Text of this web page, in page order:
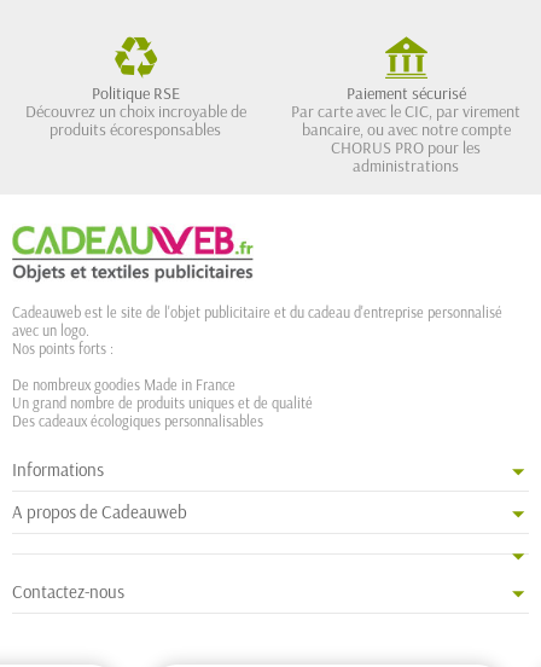
Politique RSE
Découvrez un choix incroyable de
produits écoresponsables
Paiement sécurisé
Par carte avec le CIC, par virement
bancaire, ou avec notre compte
CHORUS PRO pour les
administrations
Cadeauweb est le site de l'objet publicitaire et du cadeau d'entreprise personnalisé
avec un logo.
Nos points forts :
De nombreux goodies Made in France
Un grand nombre de produits uniques et de qualité
Des cadeaux écologiques personnalisables
Informations
A propos de Cadeauweb
Contactez-nous